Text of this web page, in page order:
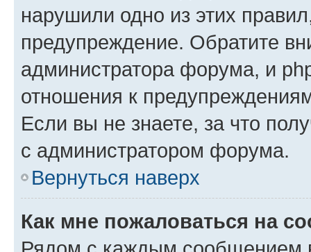
нарушили одно из этих
предупреждение. Обратите
администратора форума, и
отношения к
Если вы не знаете, за что
с администратором форума.
Вернуться наверх
Как мне пожаловаться на